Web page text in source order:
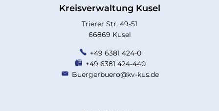
Kreisverwaltung Kusel
Trierer Str. 49-51
66869 Kusel
+49 6381 424-0
+49 6381 424-440
Buergerbuero@kv-kus.de